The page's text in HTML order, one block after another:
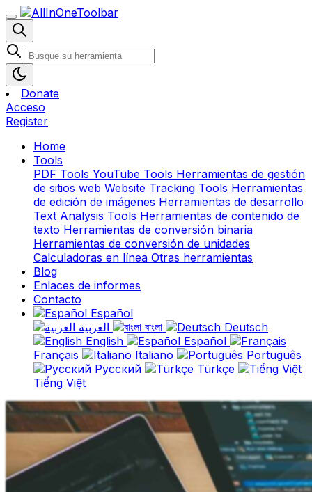
Donate
Acceso
Register
Home
Tools
PDF Tools YouTube Tools Herramientas de gestión
de sitios web Website Tracking Tools Herramientas
de edición de imágenes Herramientas de desarrollo
Text Analysis Tools Herramientas de contenido de
texto Herramientas de conversión binaria
Herramientas de conversión de unidades
Calculadoras en línea Otras herramientas
Blog
Enlaces de informes
Contacto
Español
বাংলা
Deutsch
English
Español
Français
Italiano
Português
Русский
Türkçe
Tiếng Việt